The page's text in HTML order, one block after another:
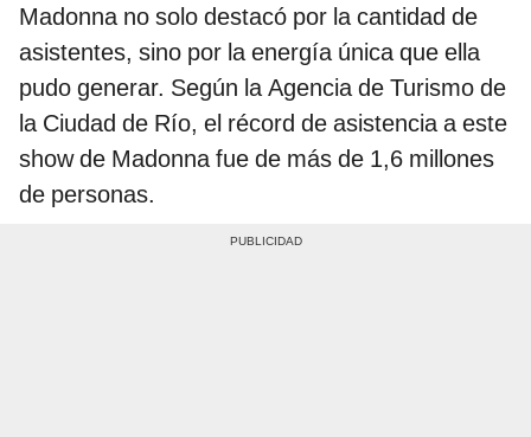
Madonna no solo destacó por la cantidad de
asistentes, sino por la energía única que ella
pudo generar. Según la Agencia de Turismo de
la Ciudad de Río, el récord de asistencia a este
show de Madonna fue de más de 1,6 millones
de personas.